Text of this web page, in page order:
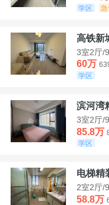
学区
急
高铁新
3室2厅/
60万
学区
滨河湾
3室2厅/
85.8万
学区
电梯精
2室2厅/
58.8万